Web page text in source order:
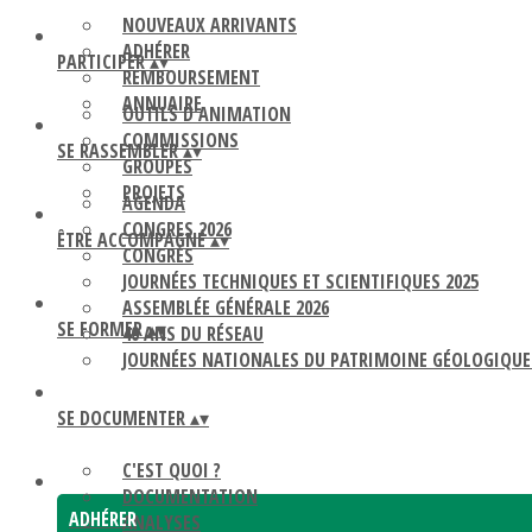
NOUVEAUX ARRIVANTS
ADHÉRER
REMBOURSEMENT
ANNUAIRE
PARTICIPER▴▾
OUTILS D'ANIMATION
COMMISSIONS
GROUPES
PROJETS
SE RASSEMBLER▴▾
AGENDA
CONGRES 2026
CONGRÈS
JOURNÉES TECHNIQUES ET SCIENTIFIQUES 2025
ASSEMBLÉE GÉNÉRALE 2026
40 ANS DU RÉSEAU
JOURNÉES NATIONALES DU PATRIMOINE
ÊTRE ACCOMPAGNÉ▴▾
SE FORMER▴▾
SE DOCUMENTER▴▾
C'EST QUOI ?
DOCUMENTATION
ANALYSES
ADHÉRER